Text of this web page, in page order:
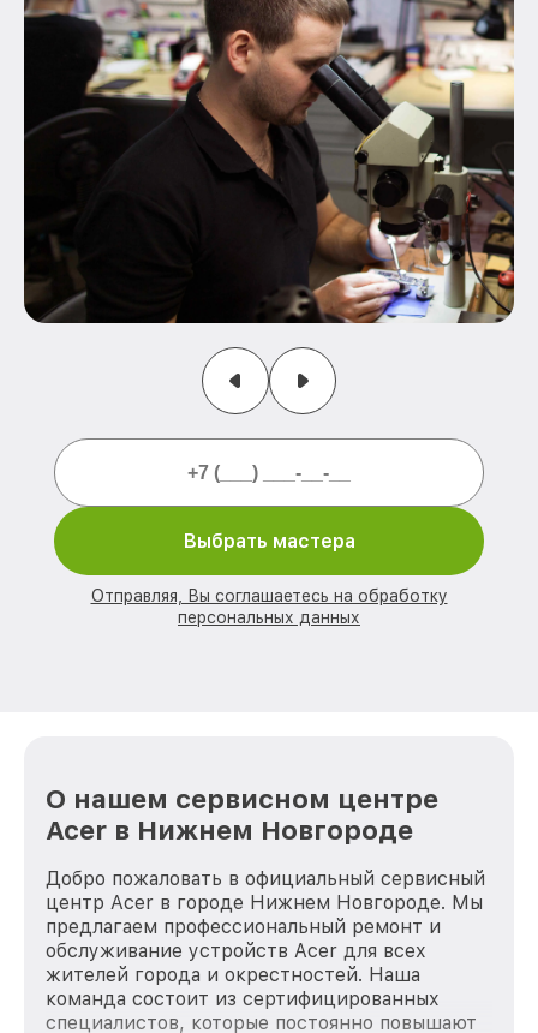
Выбрать мастера
Отправляя, Вы соглашаетесь на обработку
персональных данных
О нашем сервисном центре
Acer в Нижнем Новгороде
Добро пожаловать в официальный сервисный
центр Acer в городе Нижнем Новгороде. Мы
предлагаем профессиональный ремонт и
обслуживание устройств Acer для всех
жителей города и окрестностей. Наша
команда состоит из сертифицированных
специалистов, которые постоянно повышают